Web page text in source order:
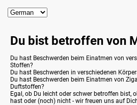
Du bist betroffen von
Du hast Beschwerden beim Einatmen von
Stoffen?
Du hast Beschwerden in verschiedenen
Du hast Beschwerden beim Einatmen von
Duftstoffen?
Egal, ob Du leicht oder schwer betroffen bist,
hast oder (noch) nicht - wir freuen uns auf